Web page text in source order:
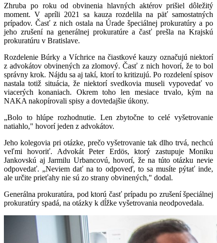
Zhruba po roku od obvinenia hlavných aktérov prišiel dôležitý
moment. V apríli 2021 sa kauza rozdelila na päť samostatných
prípadov. Časť z nich ostala na Úrade špeciálnej prokuratúry a po
jeho zrušení na generálnej prokuratúre a časť prešla na Krajskú
prokuratúru v Bratislave.
Rozdelenie Búrky a Víchrice na čiastkové kauzy označujú niektorí
z advokátov obvinených za zlomový. Časť z nich hovorí, že to bol
správny krok. Nájdu sa aj takí, ktorí to kritizujú. Po rozdelení spisov
nastala totiž situácia, že niektorí svedkovia museli vypovedať vo
viacerých konaniach. Okrem toho len mesiace trvalo, kým na
NAKA nakopírovali spisy a dovtedajšie úkony.
„Bolo to hlúpe rozhodnutie. Len zbytočne to celé vyšetrovanie
natiahlo," hovorí jeden z advokátov.
Jeho kolegovia pri otázke, prečo vyšetrovanie tak dlho trvá, nechcú
veľmi hovoriť. Advokát Peter Erdös, ktorý zastupuje Moniku
Jankovskú aj Jarmilu Urbancovú, hovorí, že na túto otázku nevie
odpovedať. „Neviem dať na to odpoveď, to sa musíte pýtať inde,
ale určite prieťahy nie sú zo strany obvinených," dodal.
Generálna prokuratúra, pod ktorú časť prípadu po zrušení špeciálnej
prokuratúry spadá, na otázky k dĺžke vyšetrovania neodpovedala.